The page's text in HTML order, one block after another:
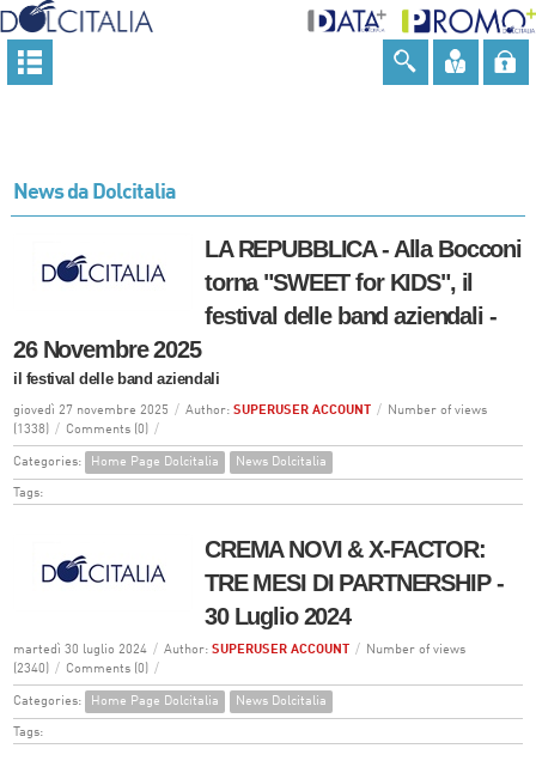
News da Dolcitalia
LA REPUBBLICA - Alla Bocconi
torna "SWEET for KIDS", il
festival delle band aziendali -
26 Novembre 2025
il festival delle band aziendali
giovedì 27 novembre 2025 / Author: SUPERUSER ACCOUNT /
Number of views
(1338)
/ Comments (0) /
Categories: Home Page Dolcitalia News Dolcitalia
Tags:
CREMA NOVI & X-FACTOR:
TRE MESI DI PARTNERSHIP -
30 Luglio 2024
martedì 30 luglio 2024 / Author: SUPERUSER ACCOUNT /
Number of views
(2340)
/ Comments (0) /
Categories: Home Page Dolcitalia News Dolcitalia
Tags: